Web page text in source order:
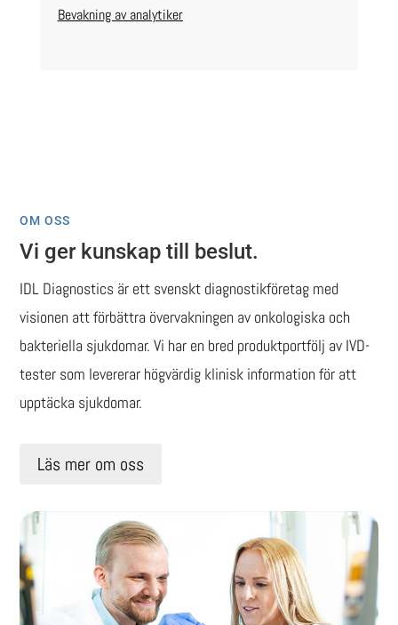
Bevakning av analytiker
OM OSS
Vi ger kunskap till beslut.
IDL Diagnostics är ett svenskt diagnostikföretag med
visionen att förbättra övervakningen av onkologiska och
bakteriella sjukdomar. Vi har en bred produktportfölj av IVD-
tester som levererar högvärdig klinisk information för att
upptäcka sjukdomar.
Läs mer om oss